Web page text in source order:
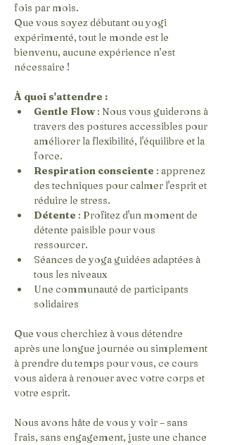
fois par mois.
Que vous soyez débutant ou yogi
expérimenté, tout le monde est le
bienvenu, aucune expérience n’est
nécessaire !
À quoi s'attendre :
Gentle Flow : Nous vous guiderons à
travers des postures accessibles pour
améliorer la flexibilité, l'équilibre et la
force.
Respiration consciente : apprenez
des techniques pour calmer l'esprit et
réduire le stress.
Détente : Profitez d'un moment de
détente paisible pour vous
ressourcer.
Séances de yoga guidées adaptées à
tous les niveaux
Une communauté de participants
solidaires
Que vous cherchiez à vous détendre
après une longue journée ou simplement
à prendre du temps pour vous, ce cours
vous aidera à renouer avec votre corps et
votre esprit.
Nous avons hâte de vous y voir – sans
frais, sans engagement, juste une chance